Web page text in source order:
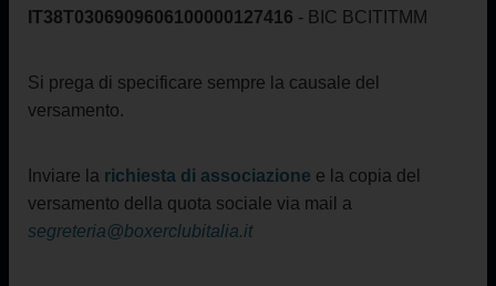
IT38T0306909606100000127416 - BIC BCITITMM
Si prega di specificare sempre la causale del
versamento.
Inviare la richiesta di associazione e la copia del
versamento della quota sociale via mail a
segreteria@boxerclubitalia.it